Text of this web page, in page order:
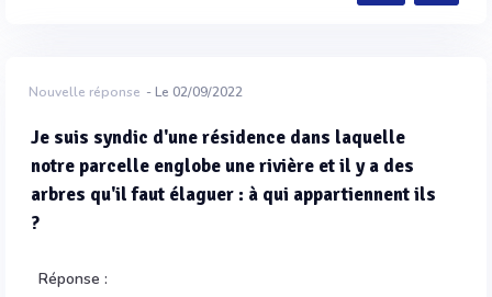
Nouvelle réponse - Le 02/09/2022
Je suis syndic d'une résidence dans laquelle
notre parcelle englobe une rivière et il y a des
arbres qu'il faut élaguer : à qui appartiennent ils
?
Réponse :